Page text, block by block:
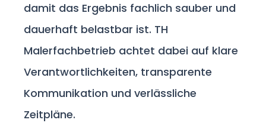
damit das Ergebnis fachlich sauber und
dauerhaft belastbar ist. TH
Malerfachbetrieb achtet dabei auf klare
Verantwortlichkeiten, transparente
Kommunikation und verlässliche
Zeitpläne.